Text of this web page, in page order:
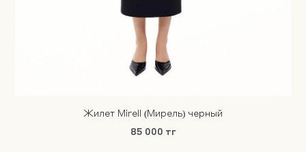
Жилет Mirell (Мирель) черный
85 000 тг